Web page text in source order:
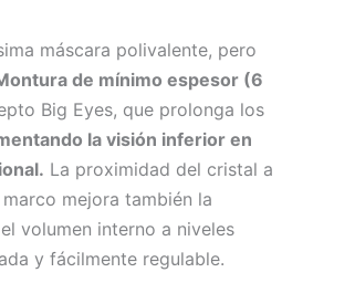
máscara polivalente, pero
de mínimo espesor (6
Big Eyes, que prolonga los
la visión inferior en
La proximidad del cristal a
mejora también la
volumen interno a niveles
y fácilmente regulable.